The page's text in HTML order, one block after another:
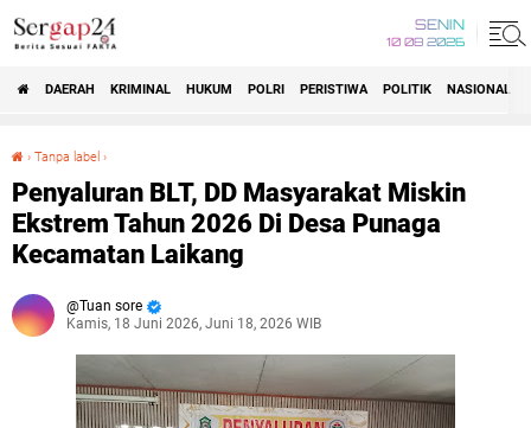
SENIN
10 08 2026
DAERAH KRIMINAL HUKUM POLRI PERISTIWA POLITIK NASIONAL
› Tanpa label ›
Penyaluran BLT, DD Masyarakat Miskin
Ekstrem Tahun 2026 Di Desa Punaga
Kecamatan Laikang
Tuan sore
Kamis, 18 Juni 2026, Juni 18, 2026 WIB